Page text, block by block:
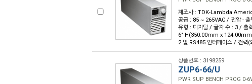
제조사 : TDK-Lambda
공급 : 85 ~ 265VAC / 전압 -
유형 : 디지털 / 글자 수 : 3 / 출
6" H(350.00mm x 124.00mm
2 및 RS485 인터페이스 / 전력(
상품번호 : 3198259
ZUP6-66/U
PWR SUP BENCH PROG 0-